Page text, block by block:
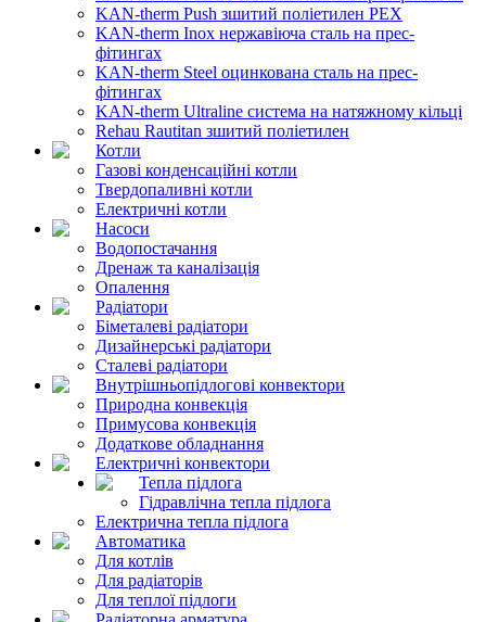
KAN-therm Push зшитий поліетилен PEX
KAN-therm Inox нержавіюча сталь на прес-
фітингах
KAN-therm Steel оцинкована сталь на прес-
фітингах
KAN-therm Ultraline система на натяжному кільці
Rehau Rautitan зшитий поліетилен
Котли
Газові конденсаційні котли
Твердопаливні котли
Електричні котли
Насоси
Водопостачання
Дренаж та каналізація
Опалення
Радіатори
Біметалеві радіатори
Дизайнерські радіатори
Сталеві радіатори
Внутрішньопідлогові конвектори
Природна конвекція
Примусова конвекція
Додаткове обладнання
Електричні конвектори
Тепла підлога
Гідравлічна тепла підлога
Електрична тепла підлога
Автоматика
Для котлів
Для радіаторів
Для теплої підлоги